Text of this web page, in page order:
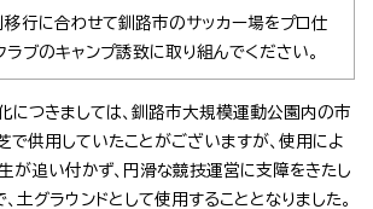
行に合わせて釧路市のサッカー場をプロ仕
ラブのキャンプ誘致に取り組んでください。
につきましては、釧路市大規模運動公園内の市
で供用していたことがございますが、使用によ
が追い付かず、円滑な競技運営に支障をきたし
土グラウンドとして使用することとなりました。